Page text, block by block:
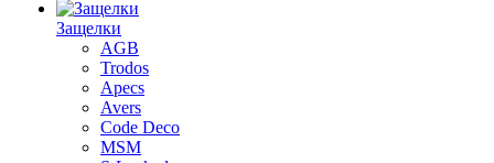
Защелки
AGB
Trodos
Apecs
Avers
Code Deco
MSM